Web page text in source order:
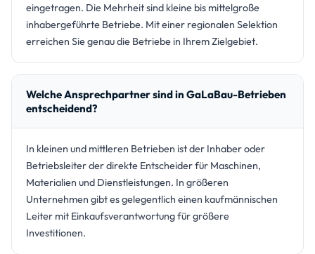
eingetragen. Die Mehrheit sind kleine bis mittelgroße
inhabergeführte Betriebe. Mit einer regionalen Selektion
erreichen Sie genau die Betriebe in Ihrem Zielgebiet.
Welche Ansprechpartner sind in GaLaBau-Betrieben
entscheidend?
In kleinen und mittleren Betrieben ist der Inhaber oder
Betriebsleiter der direkte Entscheider für Maschinen,
Materialien und Dienstleistungen. In größeren
Unternehmen gibt es gelegentlich einen kaufmännischen
Leiter mit Einkaufsverantwortung für größere
Investitionen.